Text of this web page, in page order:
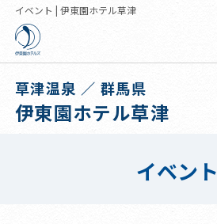
イベント | 伊東園ホテル草津
草津温泉 ／ 群馬県
伊東園ホテル草津
イベント